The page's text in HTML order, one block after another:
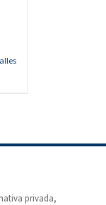
privada,